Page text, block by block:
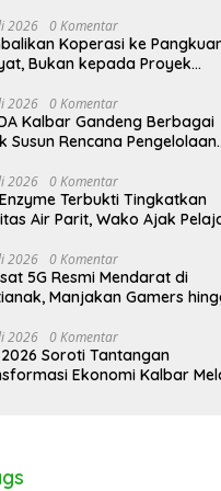
di Balik
Bersertifikat
WALHI
2026 0 Komentar
Koperasi ke
Bukan kepada Proyek
2026 0 Komentar
Kalbar Gandeng Berbagai
Susun Rencana Pengelolaan
2027-2036
2026 0 Komentar
Terbukti Tingkatkan
Air Parit, Wako Ajak
2026 0 Komentar
5G Resmi Mendarat di
Manjakan Gamers
2026 0 Komentar
2026 Soroti Tantangan
Ekonomi Kalbar